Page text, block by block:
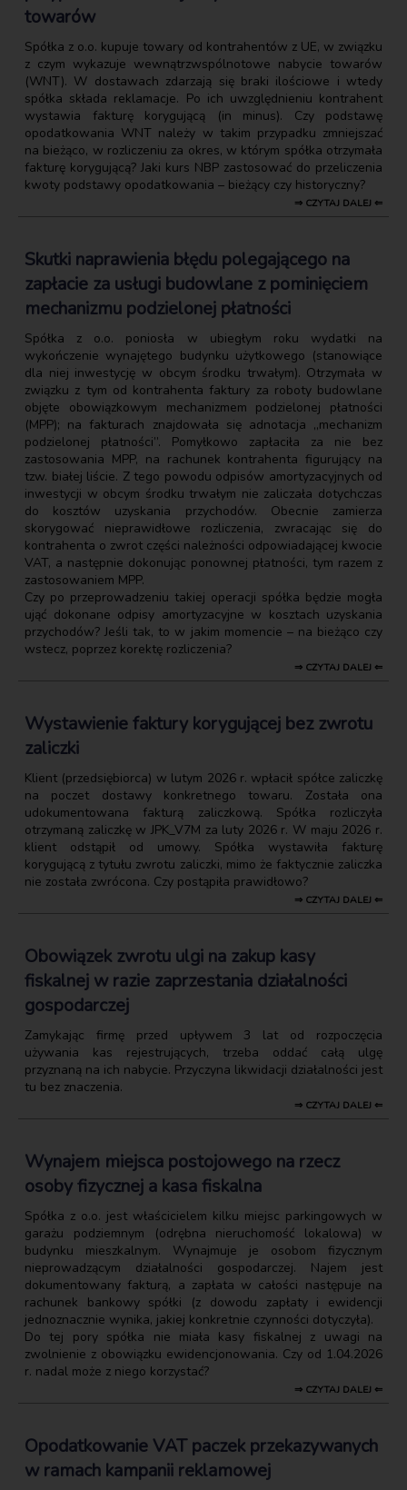
towarów
Spółka z o.o. kupuje towary od kontrahentów z UE, w związku
z czym wykazuje wewnątrzwspólnotowe nabycie towarów
(WNT). W dostawach zdarzają się braki ilościowe i wtedy
spółka składa reklamacje. Po ich uwzględnieniu kontrahent
wystawia fakturę korygującą (in minus). Czy podstawę
opodatkowania WNT należy w takim przypadku zmniejszać
na bieżąco, w rozliczeniu za okres, w którym spółka otrzymała
fakturę korygującą? Jaki kurs NBP zastosować do przeliczenia
kwoty podstawy opodatkowania – bieżący czy historyczny?
⇒ CZYTAJ DALEJ ⇐
Skutki naprawienia błędu polegającego na
zapłacie za usługi budowlane z pominięciem
mechanizmu podzielonej płatności
Spółka z o.o. poniosła w ubiegłym roku wydatki na
wykończenie wynajętego budynku użytkowego (stanowiące
dla niej inwestycję w obcym środku trwałym). Otrzymała w
związku z tym od kontrahenta faktury za roboty budowlane
objęte obowiązkowym mechanizmem podzielonej płatności
(MPP); na fakturach znajdowała się adnotacja „mechanizm
podzielonej płatności”. Pomyłkowo zapłaciła za nie bez
zastosowania MPP, na rachunek kontrahenta figurujący na
tzw. białej liście. Z tego powodu odpisów amortyzacyjnych od
inwestycji w obcym środku trwałym nie zaliczała dotychczas
do kosztów uzyskania przychodów. Obecnie zamierza
skorygować nieprawidłowe rozliczenia, zwracając się do
kontrahenta o zwrot części należności odpowiadającej kwocie
VAT, a następnie dokonując ponownej płatności, tym razem z
zastosowaniem MPP.
Czy po przeprowadzeniu takiej operacji spółka będzie mogła
ująć dokonane odpisy amortyzacyjne w kosztach uzyskania
przychodów? Jeśli tak, to w jakim momencie – na bieżąco czy
wstecz, poprzez korektę rozliczenia?
⇒ CZYTAJ DALEJ ⇐
Wystawienie faktury korygującej bez zwrotu
zaliczki
Klient (przedsiębiorca) w lutym 2026 r. wpłacił spółce zaliczkę
na poczet dostawy konkretnego towaru. Została ona
udokumentowana fakturą zaliczkową. Spółka rozliczyła
otrzymaną zaliczkę w JPK_V7M za luty 2026 r. W maju 2026 r.
klient odstąpił od umowy. Spółka wystawiła fakturę
korygującą z tytułu zwrotu zaliczki, mimo że faktycznie zaliczka
nie została zwrócona. Czy postąpiła prawidłowo?
⇒ CZYTAJ DALEJ ⇐
Obowiązek zwrotu ulgi na zakup kasy
fiskalnej w razie zaprzestania działalności
gospodarczej
Zamykając firmę przed upływem 3 lat od rozpoczęcia
używania kas rejestrujących, trzeba oddać całą ulgę
przyznaną na ich nabycie. Przyczyna likwidacji działalności jest
tu bez znaczenia.
⇒ CZYTAJ DALEJ ⇐
Wynajem miejsca postojowego na rzecz
osoby fizycznej a kasa fiskalna
Spółka z o.o. jest właścicielem kilku miejsc parkingowych w
garażu podziemnym (odrębna nieruchomość lokalowa) w
budynku mieszkalnym. Wynajmuje je osobom fizycznym
nieprowadzącym działalności gospodarczej. Najem jest
dokumentowany fakturą, a zapłata w całości następuje na
rachunek bankowy spółki (z dowodu zapłaty i ewidencji
jednoznacznie wynika, jakiej konkretnie czynności dotyczyła).
Do tej pory spółka nie miała kasy fiskalnej z uwagi na
zwolnienie z obowiązku ewidencjonowania. Czy od 1.04.2026
r. nadal może z niego korzystać?
⇒ CZYTAJ DALEJ ⇐
Opodatkowanie VAT paczek przekazywanych
w ramach kampanii reklamowej